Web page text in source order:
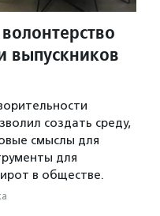
выпускников
создать среду,
смыслы для
для
в обществе.